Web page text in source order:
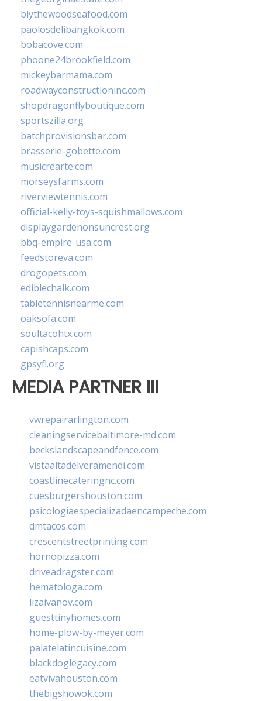
blythewoodseafood.com
paolosdelibangkok.com
bobacove.com
phoone24brookfield.com
mickeybarmama.com
roadwayconstructioninc.com
shopdragonflyboutique.com
sportszilla.org
batchprovisionsbar.com
brasserie-gobette.com
musicrearte.com
morseysfarms.com
riverviewtennis.com
official-kelly-toys-squishmallows.com
displaygardenonsuncrest.org
bbq-empire-usa.com
feedstoreva.com
drogopets.com
ediblechalk.com
tabletennisnearme.com
oaksofa.com
soultacohtx.com
capishcaps.com
gpsyfl.org
MEDIA PARTNER III
vwrepairarlington.com
cleaningservicebaltimore-md.com
beckslandscapeandfence.com
vistaaltadelveramendi.com
coastlinecateringnc.com
cuesburgershouston.com
psicologiaespecializadaencampeche.com
dmtacos.com
crescentstreetprinting.com
hornopizza.com
driveadragster.com
hematologa.com
lizaivanov.com
guesttinyhomes.com
home-plow-by-meyer.com
palatelatincuisine.com
blackdoglegacy.com
eatvivahouston.com
thebigshowok.com